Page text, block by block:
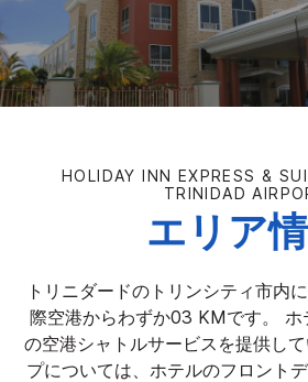
HOLIDAY INN EXPRESS &
TRINIDAD
エリア
トリニダードのトリンシティ市内
際空港からわずか03 KMです。 ホ
の空港シャトルサービスを提供し
プについては、ホテルのフロント